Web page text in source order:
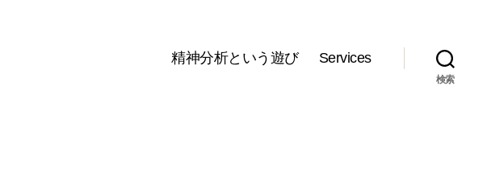
精神分析という遊び Services
検索